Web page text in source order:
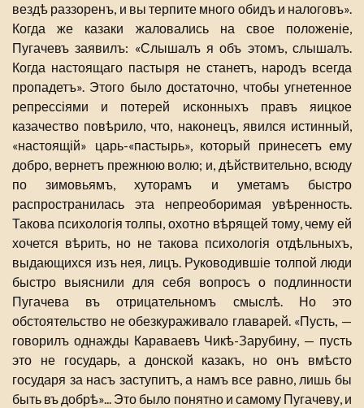
вездѣ раззоренъ, и вы терпите много обидъ и налоговъ».
Когда же казаки жаловались на свое положеніе,
Пугачевъ заявилъ: «Слышалъ я объ этомъ, слышалъ.
Когда настоящаго пастыря не станетъ, народъ всегда
пропадетъ». Этого было достаточно, чтобы угнетенное
репрессіями и потерей исконныхъ правъ яицкое
казачество повѣрило, что, наконецъ, явился истинный,
«настоящій» царь-«пастырь», который принесетъ ему
добро, вернетъ прежнюю волю; и, дѣйствительно, всюду
по зимовьямъ, хуторамъ и уметамъ быстро
распространилась эта непреоборимая увѣренность.
Такова психологія толпы, охотно вѣрящей тому, чему ей
хочется вѣрить, но не такова психологія отдѣльныхъ,
выдающихся изъ нея, лицъ. Руководившіе толпой люди
быстро выяснили для себя вопросъ о подлинности
Пугачева въ отрицательномъ смыслѣ. Но это
обстоятельство не обезкураживало главарей. «Пусть, —
говорилъ однажды Караваевъ Чикѣ-Зарубину, — пусть
это не государь, а донской казакъ, но онъ вмѣсто
государя за насъ заступитъ, а намъ все равно, лишь бы
быть въ добрѣ»... Это было понятно и самому Пугачеву, и